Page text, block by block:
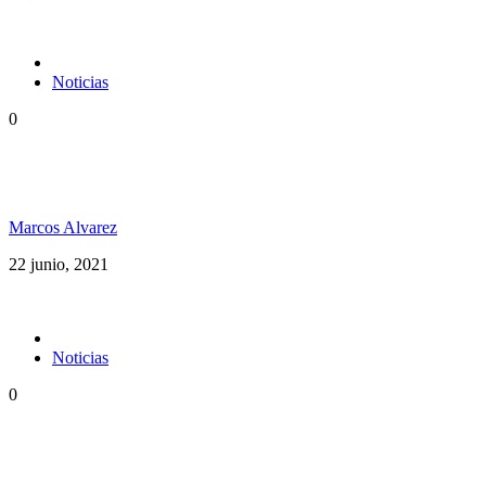
Noticias
0
Marcos Alvarez
22 junio, 2021
Noticias
0